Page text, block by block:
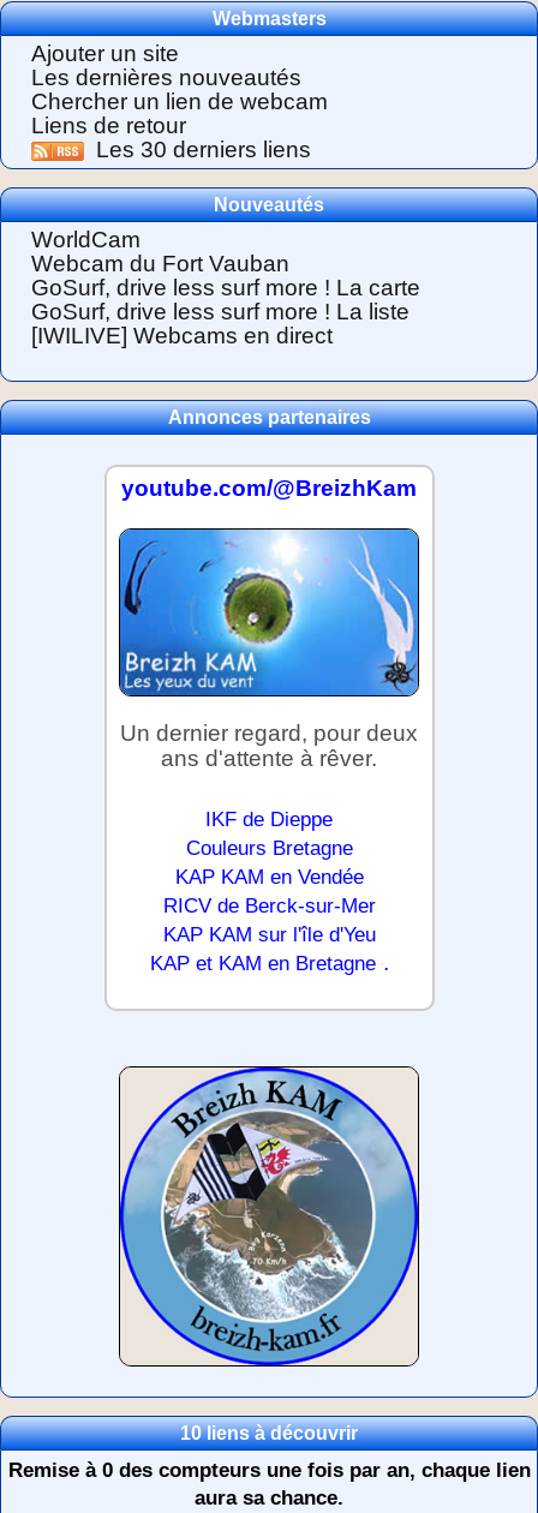
Webmasters
Ajouter un site
Les dernières nouveautés
Chercher un lien de webcam
Liens de retour
Les 30 derniers liens
Nouveautés
WorldCam
Webcam du Fort Vauban
GoSurf, drive less surf more ! La carte
GoSurf, drive less surf more ! La liste
[IWILIVE] Webcams en direct
Annonces partenaires
youtube.com/@BreizhKam
Un dernier regard, pour deux
ans d'attente à rêver.
IKF de Dieppe
Couleurs Bretagne
KAP KAM en Vendée
RICV de Berck-sur-Mer
KAP KAM sur l'île d'Yeu
KAP et KAM en Bretagne .
10 liens à découvrir
Remise à 0 des compteurs une fois par an, chaque lien
aura sa chance.